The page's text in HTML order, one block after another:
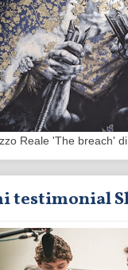
Reale 'The breach'
testimonial